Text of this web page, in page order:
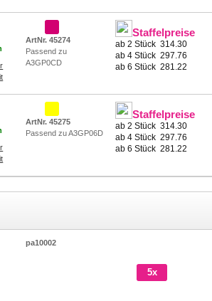
ArtNr. 45274
Passend zu
A3GP0CD
Staffelpreise
ab 2 Stück314.30
ab 4 Stück297.76
ab 6 Stück281.22
ArtNr. 45275
Passend zu A3GP06D
Staffelpreise
ab 2 Stück314.30
ab 4 Stück297.76
ab 6 Stück281.22
pa10002
5x